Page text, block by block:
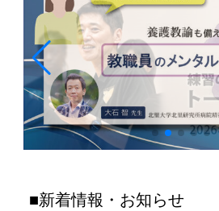
新着情報・お知らせ